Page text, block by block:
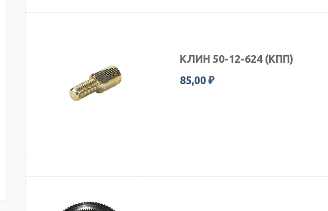
КЛИН 50-12-624 (КПП)
85,00 ₽